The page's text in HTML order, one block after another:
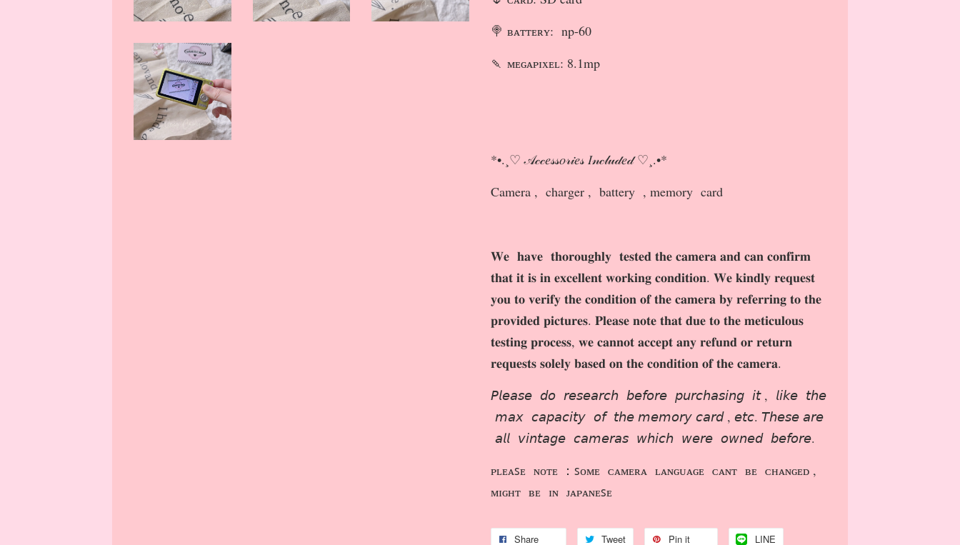
🍭 ʙᴀᴛᴛᴇʀʏ: np-60
🍡 ᴍᴇɢᴀᴘɪxᴇʟ: 8.1mp
*•.¸♡ 𝒜𝒸𝒸𝑒𝓈𝓈𝑜𝓇𝒾𝑒𝓈 𝐼𝓃𝒸𝓁𝓊𝒹𝑒𝒹 ♡¸.•*
Camera , charger , battery , memory card
𝐖𝐞 𝐡𝐚𝐯𝐞 𝐭𝐡𝐨𝐫𝐨𝐮𝐠𝐡𝐥𝐲 𝐭𝐞𝐬𝐭𝐞𝐝 𝐭𝐡𝐞 𝐜𝐚𝐦𝐞𝐫𝐚 𝐚𝐧𝐝 𝐜𝐚𝐧 𝐜𝐨𝐧𝐟𝐢𝐫𝐦
𝐭𝐡𝐚𝐭 𝐢𝐭 𝐢𝐬 𝐢𝐧 𝐞𝐱𝐜𝐞𝐥𝐥𝐞𝐧𝐭 𝐰𝐨𝐫𝐤𝐢𝐧𝐠 𝐜𝐨𝐧𝐝𝐢𝐭𝐢𝐨𝐧. 𝐖𝐞 𝐤𝐢𝐧𝐝𝐥𝐲 𝐫𝐞𝐪𝐮𝐞𝐬𝐭
𝐲𝐨𝐮 𝐭𝐨 𝐯𝐞𝐫𝐢𝐟𝐲 𝐭𝐡𝐞 𝐜𝐨𝐧𝐝𝐢𝐭𝐢𝐨𝐧 𝐨𝐟 𝐭𝐡𝐞 𝐜𝐚𝐦𝐞𝐫𝐚 𝐛𝐲 𝐫𝐞𝐟𝐞𝐫𝐫𝐢𝐧𝐠 𝐭𝐨 𝐭𝐡𝐞
𝐩𝐫𝐨𝐯𝐢𝐝𝐞𝐝 𝐩𝐢𝐜𝐭𝐮𝐫𝐞𝐬. 𝐏𝐥𝐞𝐚𝐬𝐞 𝐧𝐨𝐭𝐞 𝐭𝐡𝐚𝐭 𝐝𝐮𝐞 𝐭𝐨 𝐭𝐡𝐞 𝐦𝐞𝐭𝐢𝐜𝐮𝐥𝐨𝐮𝐬
𝐭𝐞𝐬𝐭𝐢𝐧𝐠 𝐩𝐫𝐨𝐜𝐞𝐬𝐬, 𝐰𝐞 𝐜𝐚𝐧𝐧𝐨𝐭 𝐚𝐜𝐜𝐞𝐩𝐭 𝐚𝐧𝐲 𝐫𝐞𝐟𝐮𝐧𝐝 𝐨𝐫 𝐫𝐞𝐭𝐮𝐫𝐧
𝐫𝐞𝐪𝐮𝐞𝐬𝐭𝐬 𝐬𝐨𝐥𝐞𝐥𝐲 𝐛𝐚𝐬𝐞𝐝 𝐨𝐧 𝐭𝐡𝐞 𝐜𝐨𝐧𝐝𝐢𝐭𝐢𝐨𝐧 𝐨𝐟 𝐭𝐡𝐞 𝐜𝐚𝐦𝐞𝐫𝐚.
𝘗𝘭𝘦𝘢𝘴𝘦 𝘥𝘰 𝘳𝘦𝘴𝘦𝘢𝘳𝘤𝘩 𝘣𝘦𝘧𝘰𝘳𝘦 𝘱𝘶𝘳𝘤𝘩𝘢𝘴𝘪𝘯𝘨 𝘪𝘵 , 𝘭𝘪𝘬𝘦 𝘵𝘩𝘦
𝘮𝘢𝘹 𝘤𝘢𝘱𝘢𝘤𝘪𝘵𝘺 𝘰𝘧 𝘵𝘩𝘦 𝘮𝘦𝘮𝘰𝘳𝘺 𝘤𝘢𝘳𝘥 , 𝘦𝘵𝘤. 𝘛𝘩𝘦𝘴𝘦 𝘢𝘳𝘦
𝘢𝘭𝘭 𝘷𝘪𝘯𝘵𝘢𝘨𝘦 𝘤𝘢𝘮𝘦𝘳𝘢𝘴 𝘸𝘩𝘪𝘤𝘩 𝘸𝘦𝘳𝘦 𝘰𝘸𝘯𝘦𝘥 𝘣𝘦𝘧𝘰𝘳𝘦.
ᴘʟᴇᴀꜱᴇ ɴᴏᴛᴇ ：ꜱᴏᴍᴇ ᴄᴀᴍᴇʀᴀ ʟᴀɴɢᴜᴀɢᴇ ᴄᴀɴᴛ ʙᴇ ᴄʜᴀɴɢᴇᴅ ,
ᴍɪɢʜᴛ ʙᴇ ɪɴ ᴊᴀᴘᴀɴᴇꜱᴇ
Share Tweet Pin it LINE